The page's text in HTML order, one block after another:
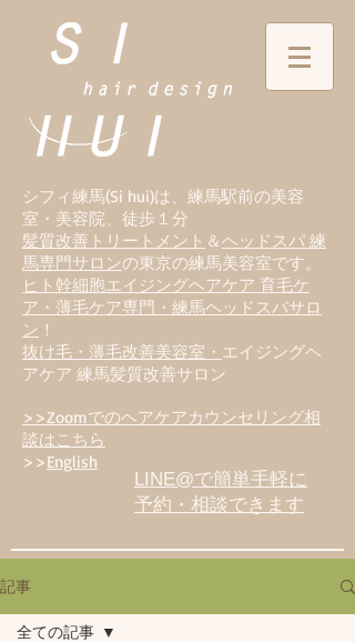
シフィ練馬(Si hui)は、 練馬駅前の美容
室・美容院、徒歩１分
髪質改善トリートメント ＆ヘッドスパ 練
馬専門サロンの東京の練馬美容室です。
ヒト幹細胞エイジングヘアケア 育毛ケ
ア・薄毛ケア専門・練馬ヘッドスパサロ
ン ！
抜け毛・薄毛改善美容室・ エイジングヘ
アケア 練馬髪質改善サロン
>>Zoomでのヘアケアカウンセリング相
談はこちら
>>English
LINE@で簡単手軽に
予約・相談できます
記事
全ての記事